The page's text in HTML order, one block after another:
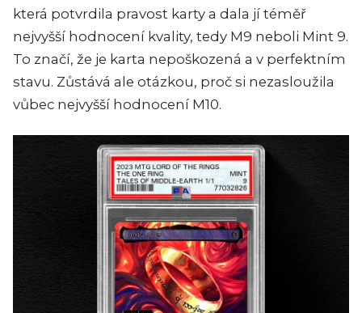
která potvrdila pravost karty a dala jí téměř
nejvyšší hodnocení kvality, tedy M9 neboli Mint 9.
To značí, že je karta nepoškozená a v perfektním
stavu. Zůstává ale otázkou, proč si nezasloužila
vůbec nejvyšší hodnocení M10.